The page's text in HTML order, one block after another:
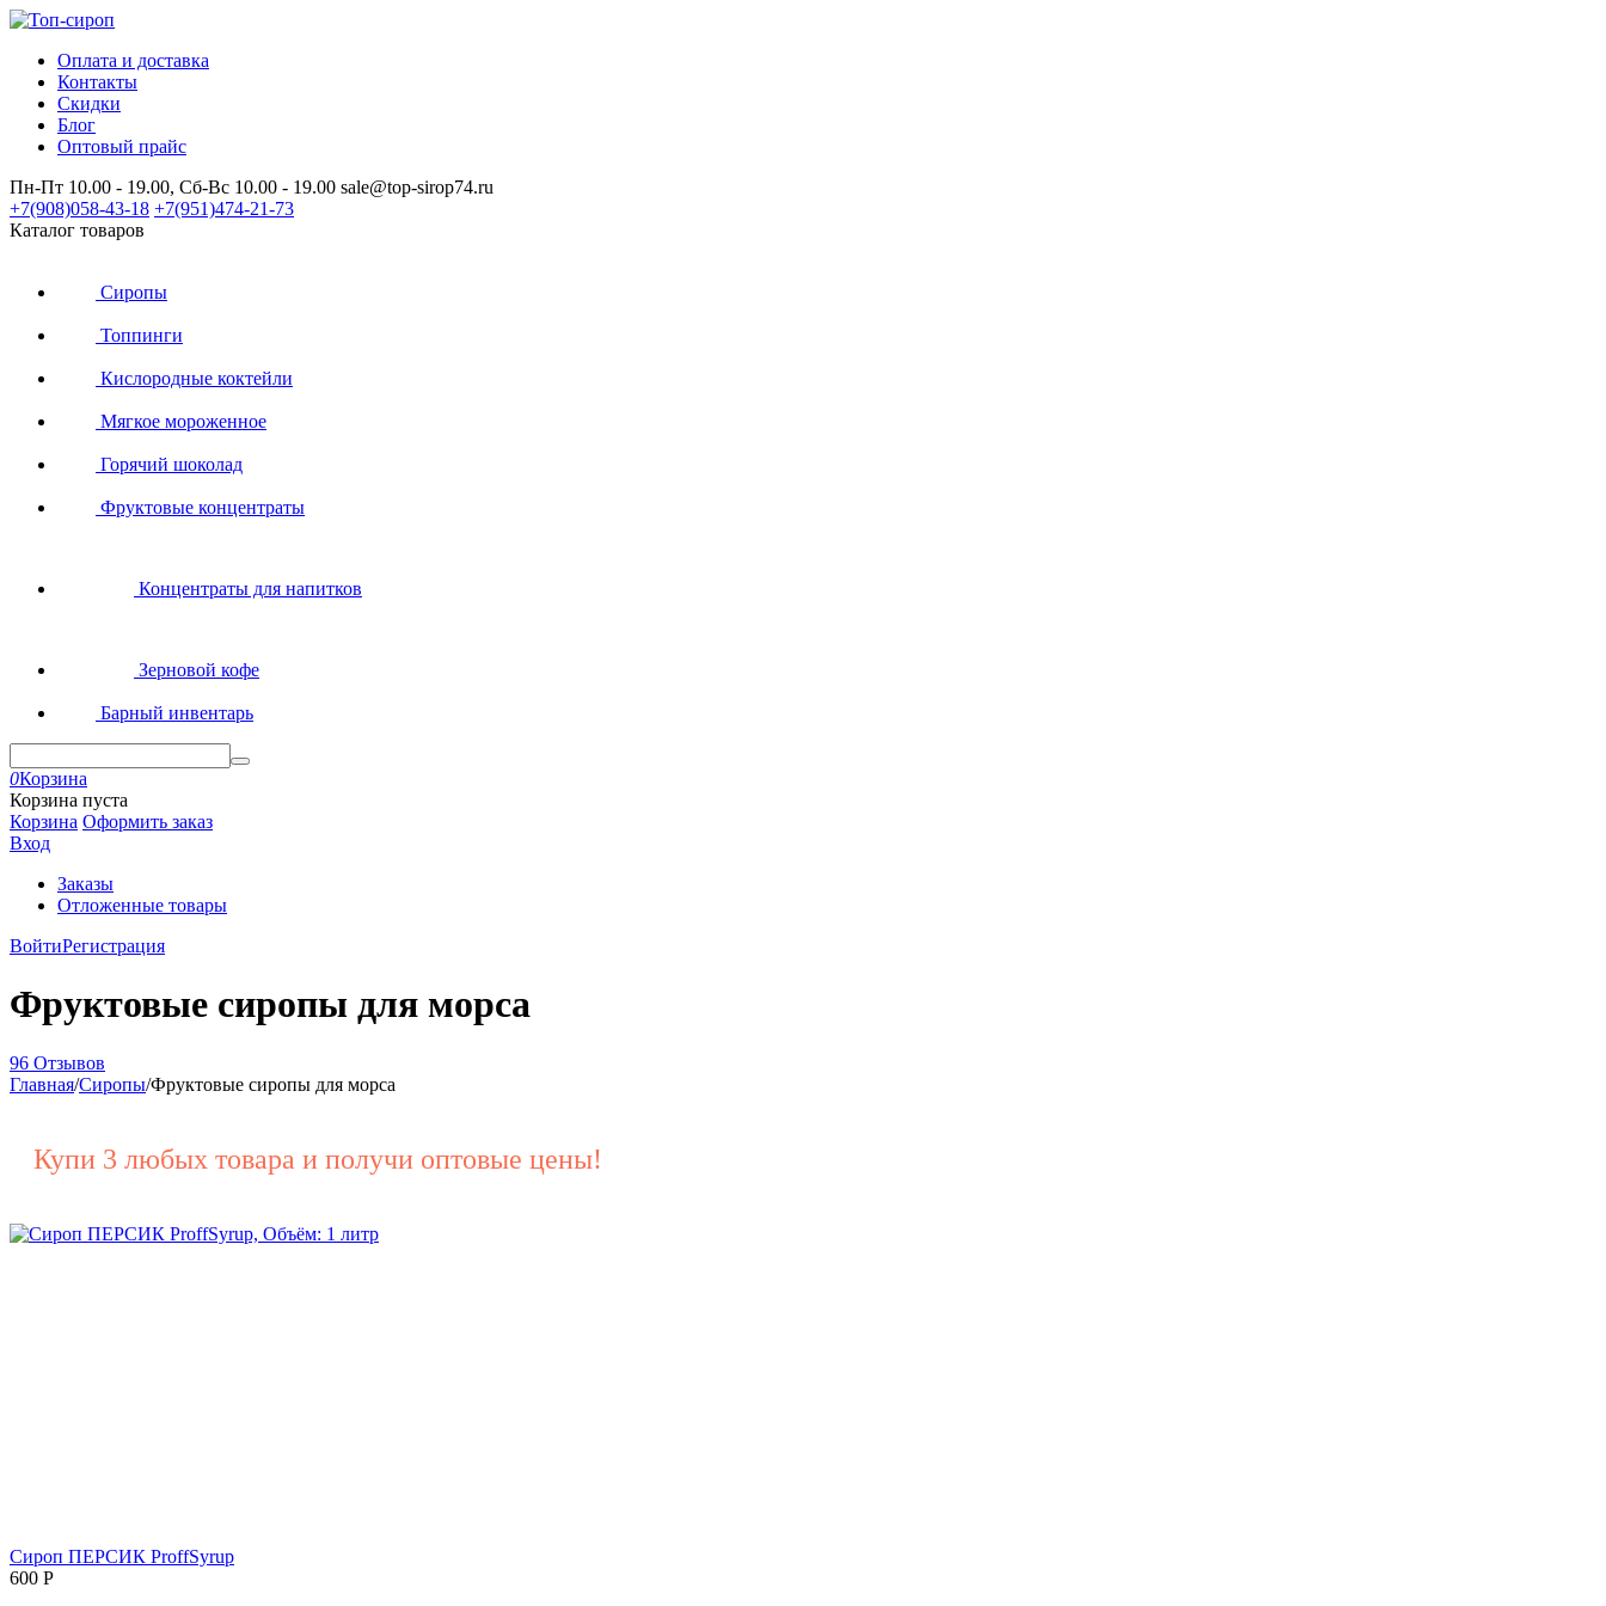
Оплата и доставка
Контакты
Скидки
Блог
Оптовый прайс
Пн-Пт 10.00 - 19.00, Сб-Вс 10.00 - 19.00 sale@top-sirop74.ru
+7(908)058-43-18 +7(951)474-21-73
Каталог товаров
Сиропы
Топпинги
Кислородные коктейли
Мягкое мороженное
Горячий шоколад
Фруктовые концентраты
Концентраты для напитков
Зерновой кофе
Барный инвентарь
0Корзина
Корзина пуста
Корзина Оформить заказ
Вход
Заказы
Отложенные товары
ВойтиРегистрация
Фруктовые сиропы для морса
96 Отзывов
Главная/Сиропы/Фруктовые сиропы для морса
Купи 3 любых товара и получи оптовые цены!
Сироп ПЕРСИК ProffSyrup
600 Р